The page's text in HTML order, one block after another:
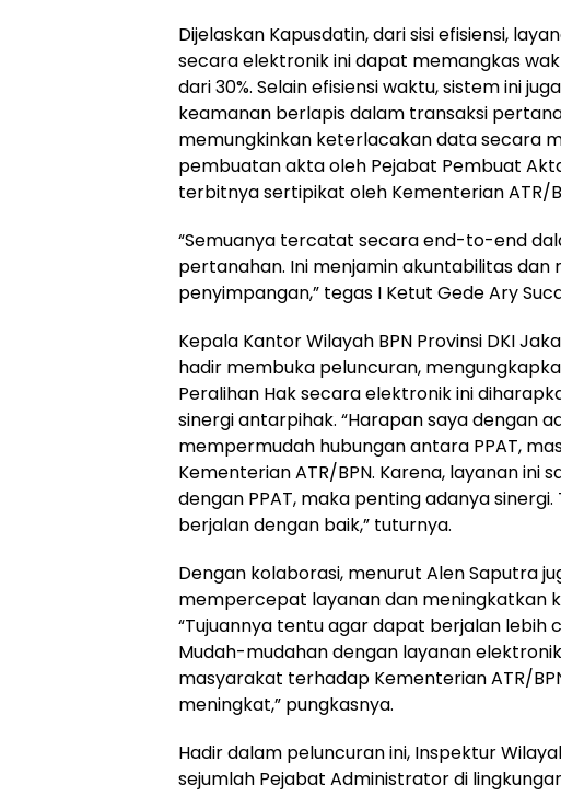
Dijelaskan Kapusdatin, dari sisi efisiensi,
secara elektronik ini dapat memangkas
dari 30%. Selain efisiensi waktu, sistem ini
keamanan berlapis dalam transaksi
memungkinkan keterlacakan data secara
pembuatan akta oleh Pejabat Pembuat
terbitnya sertipikat oleh Kementerian ATR/
“Semuanya tercatat secara end-to-end
pertanahan. Ini menjamin akuntabilitas dan
penyimpangan,” tegas I Ketut Gede Ary
Kepala Kantor Wilayah BPN Provinsi DKI
hadir membuka peluncuran,
Peralihan Hak secara elektronik ini
sinergi antarpihak. “Harapan saya dengan
mempermudah hubungan antara PPAT,
Kementerian ATR/BPN. Karena, layanan ini
dengan PPAT, maka penting adanya sinergi.
berjalan dengan baik,” tuturnya.
Dengan kolaborasi, menurut Alen Saputra
mempercepat layanan dan meningkatkan
“Tujuannya tentu agar dapat berjalan lebih
Mudah-mudahan dengan layanan
masyarakat terhadap Kementerian ATR/
meningkat,” pungkasnya.
Hadir dalam peluncuran ini, Inspektur
sejumlah Pejabat Administrator di